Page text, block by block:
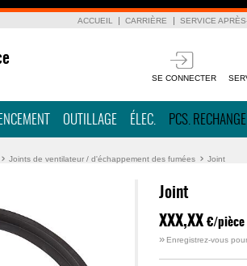
ACCUEIL CARRIÈRE SERVICE
SE CONNECTER
OUTILLAGE ÉLEC. PCS. RECHANGE
Joints de ventilateur / d'échappement des fumées Joint
Joint
XXX,XX €/pièce
» Enregistrez-vous